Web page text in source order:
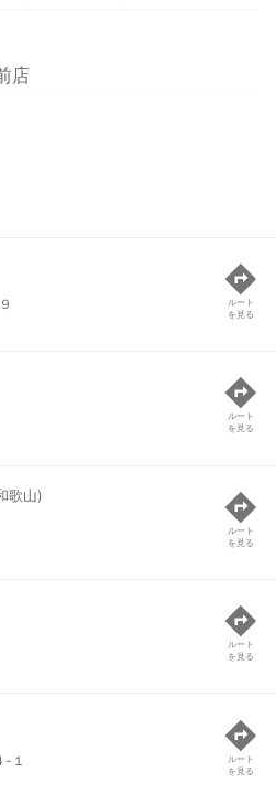
店
ルート
を見る
ルート
を見る
歌山)
ルート
を見る
ルート
を見る
１
ルート
を見る